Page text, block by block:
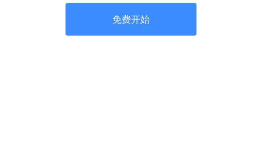
免费开始